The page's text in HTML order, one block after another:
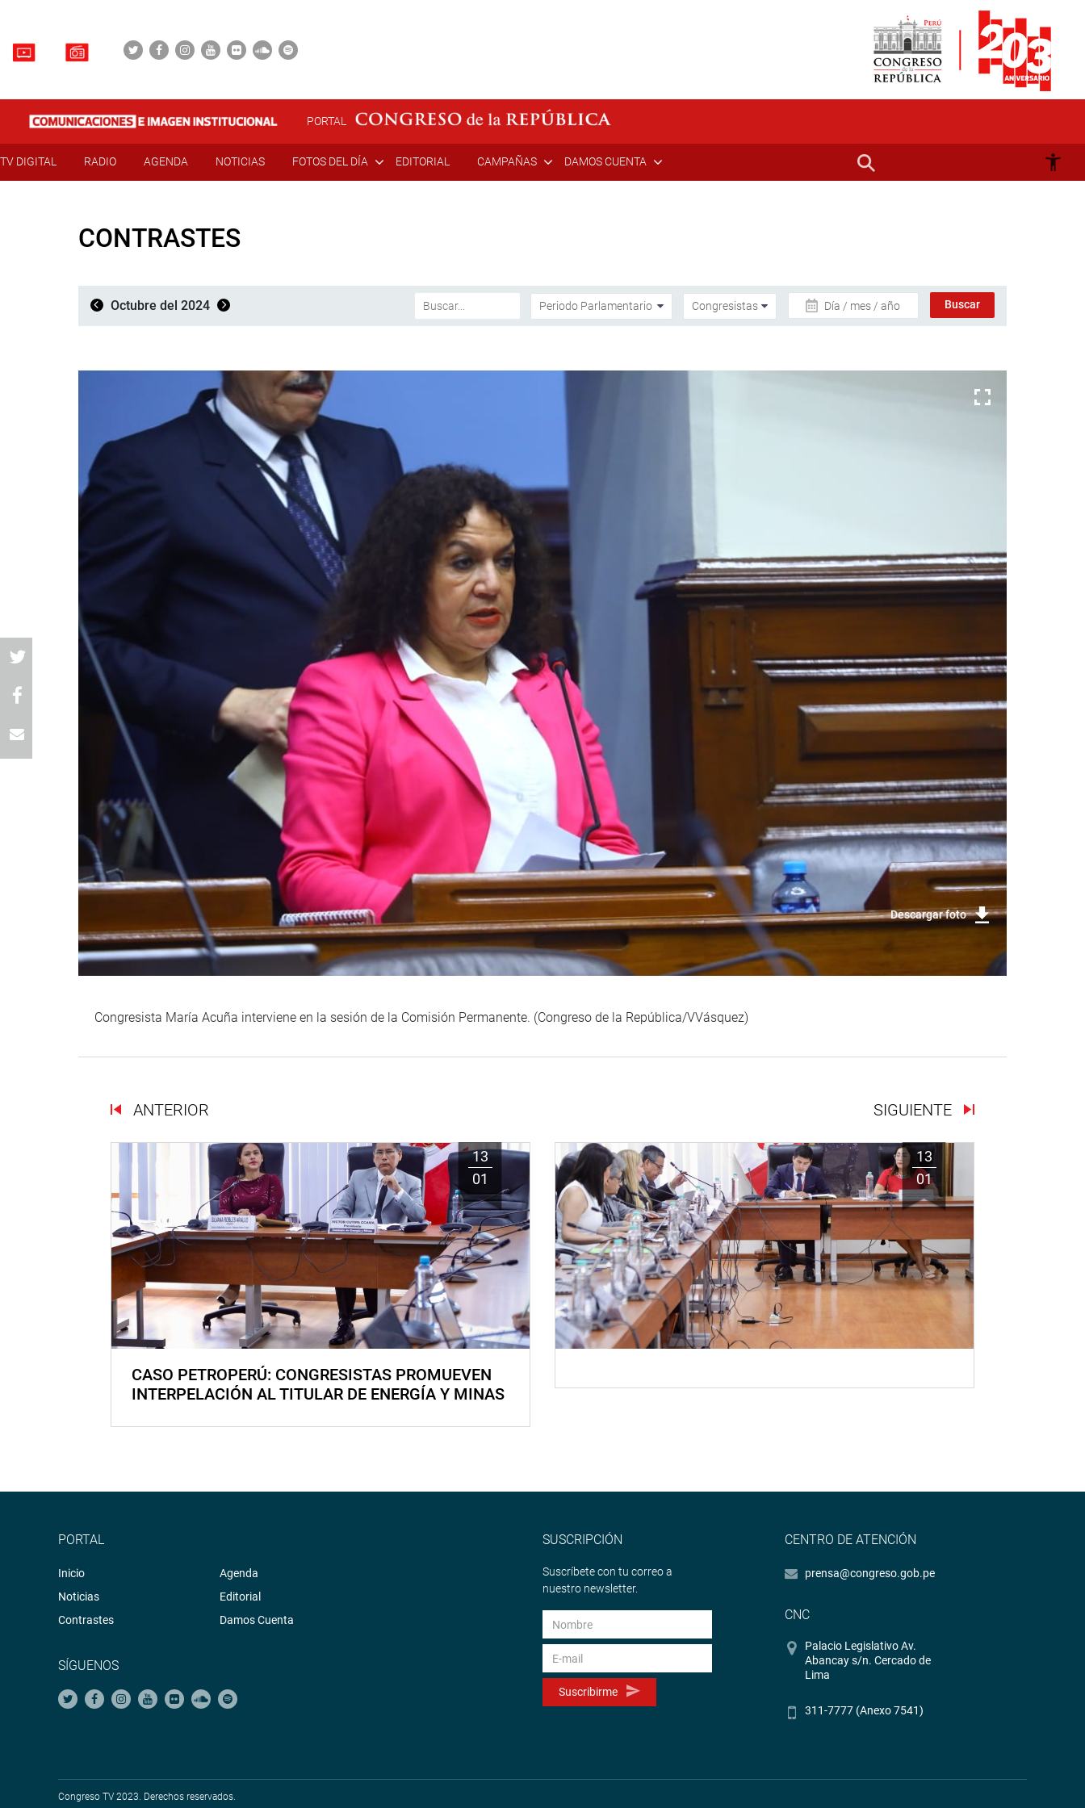
PORTAL
TV DIGITAL RADIO AGENDA NOTICIAS FOTOS DEL DÍA EDITORIAL CAMPAÑAS DAMOS CUENTA
CONTRASTES
Octubre del 2024 Día / mes / año
Descargar foto
Congresista María Acuña interviene en la sesión de la Comisión Permanente. (Congreso de la República/VVásquez)
ANTERIOR SIGUIENTE
13
01
CASO PETROPERÚ: CONGRESISTAS PROMUEVEN
INTERPELACIÓN AL TITULAR DE ENERGÍA Y MINAS
13
01
PORTAL
Inicio
Noticias
Contrastes
Agenda
Editorial
Damos Cuenta
SÍGUENOS
SUSCRIPCIÓN
Suscríbete con tu correo a
nuestro newsletter.
Suscribirme
CENTRO DE ATENCIÓN
prensa@congreso.gob.pe
CNC
Palacio Legislativo Av.
Abancay s/n. Cercado de
Lima
311-7777 (Anexo 7541)
Congreso TV 2023. Derechos reservados.